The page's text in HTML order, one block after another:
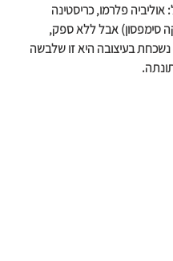
פלרמו, כריסטינה
סימפסון) אבל ללא ספק,
בעיצובה היא זו שלבשה